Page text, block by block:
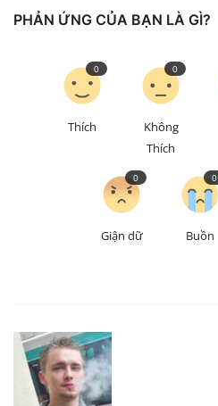
PHẢN ỨNG CỦA BẠN LÀ GÌ?
Thích
0
Không
Thích
0
Giận dữ
0
Buồn
0